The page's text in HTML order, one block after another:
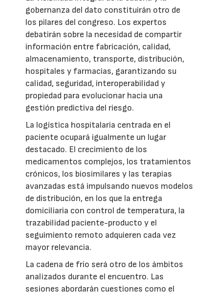
gobernanza del dato constituirán otro de
los pilares del congreso. Los expertos
debatirán sobre la necesidad de compartir
información entre fabricación, calidad,
almacenamiento, transporte, distribución,
hospitales y farmacias, garantizando su
calidad, seguridad, interoperabilidad y
propiedad para evolucionar hacia una
gestión predictiva del riesgo.
La logística hospitalaria centrada en el
paciente ocupará igualmente un lugar
destacado. El crecimiento de los
medicamentos complejos, los tratamientos
crónicos, los biosimilares y las terapias
avanzadas está impulsando nuevos modelos
de distribución, en los que la entrega
domiciliaria con control de temperatura, la
trazabilidad paciente-producto y el
seguimiento remoto adquieren cada vez
mayor relevancia.
La cadena de frío será otro de los ámbitos
analizados durante el encuentro. Las
sesiones abordarán cuestiones como el